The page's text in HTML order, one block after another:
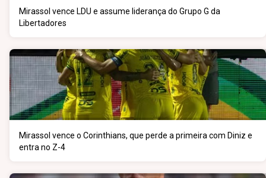
Mirassol vence LDU e assume liderança do Grupo G da
Libertadores
Mirassol vence o Corinthians, que perde a primeira com Diniz e
entra no Z-4